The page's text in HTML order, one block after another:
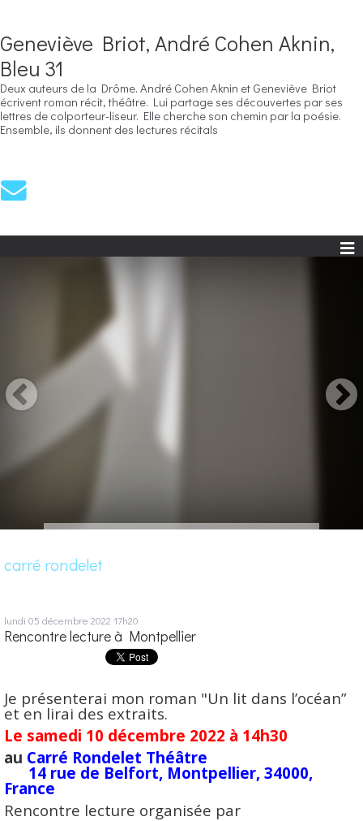
Geneviève Briot, André Cohen Aknin,
Bleu 31
Deux auteurs de la Drôme. André Cohen Aknin et Geneviève Briot
écrivent roman récit, théâtre. Lui partage ses découvertes par ses
lettres de colporteur-liseur. Elle cherche son chemin par la poésie.
Ensemble, ils donnent des lectures récitals
carré rondelet
lundi 05 décembre 2022 17h20
Rencontre lecture à Montpellier
Je présenterai mon roman "Un lit dans l’océan”
et en lirai des extraits.
Le samedi 10 décembre 2022 à 14h30
au Carré Rondelet Théâtre
14 rue de Belfort, Montpellier, 34000,
France
Rencontre lecture organisée par